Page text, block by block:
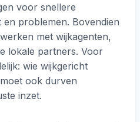
voor snellere
problemen. Bovendien
met wijkagenten,
lokale partners. Voor
wie wijkgericht
ook durven
inzet.